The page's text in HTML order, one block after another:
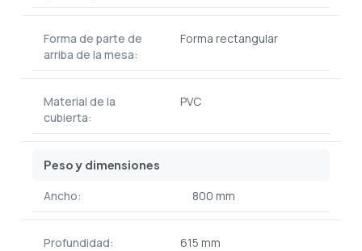
Forma de parte de
arriba de la mesa:
Forma rectangular
Material de la
cubierta:
PVC
Peso y dimensiones
Ancho: 800 mm
Profundidad: 615 mm